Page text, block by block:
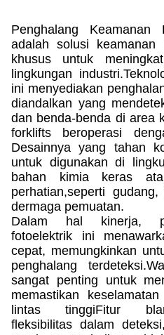
Penghalang Keamanan
adalah solusi keamanan
khusus untuk
lingkungan
ini menyediakan
diandalkan yang
dan benda-benda di area
forklifts beroperasi
Desainnya yang tahan
untuk digunakan di
bahan kimia keras
perhatian,seperti
dermaga pemuatan.
Dalam hal kinerja,
fotoelektrik ini
cepat, memungkinkan
penghalang
sangat penting untuk
memastikan
lintas tinggiFitur
fleksibilitas dalam